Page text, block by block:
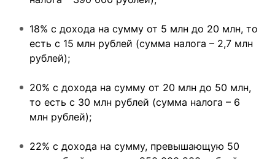
18% с дохода на сумму от 5 млн до 20 млн, то
есть с 15 млн рублей (сумма налога – 2,7 млн
рублей);
20% с дохода на сумму от 20 млн до 50 млн,
то есть с 30 млн рублей (сумма налога – 6
млн рублей);
22% с дохода на сумму, превышающую 50